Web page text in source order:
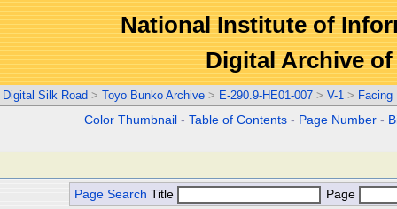
National Institute of
Digital Archive
Digital Silk Road > Toyo Bunko Archive > E-290.9-HE01-007 > V-1 > Facing
Color Thumbnail -Table of Contents - Page Number -
Page Search Title Page